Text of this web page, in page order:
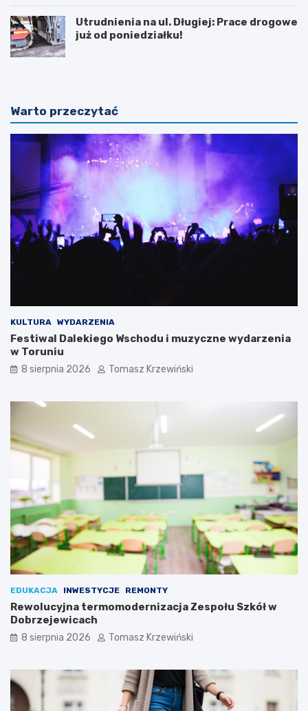
Utrudnienia na ul. Długiej: Prace drogowe
już od poniedziałku!
Warto przeczytać
KULTURA WYDARZENIA
Festiwal Dalekiego Wschodu i muzyczne wydarzenia
w Toruniu
8 sierpnia 2026 Tomasz Krzewiński
EDUKACJA INWESTYCJE REMONTY
Rewolucyjna termomodernizacja Zespołu Szkół w
Dobrzejewicach
8 sierpnia 2026 Tomasz Krzewiński